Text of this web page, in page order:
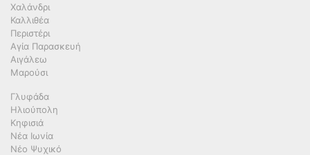
Χαλάνδρι
Καλλιθέα
Περιστέρι
Αγία Παρασκευή
Αιγάλεω
Μαρούσι
Γλυφάδα
Ηλιούπολη
Κηφισιά
Νέα Ιωνία
Νέο Ψυχικό